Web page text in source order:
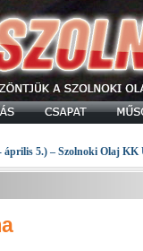
április 5.) – Szolnoki Olaj KK